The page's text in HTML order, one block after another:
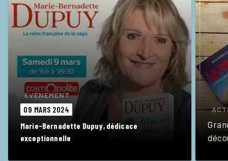
ÉVÈNEMENT
09 MARS 2024
Marie-Bernadette Dupuy, dédicace
exceptionnelle